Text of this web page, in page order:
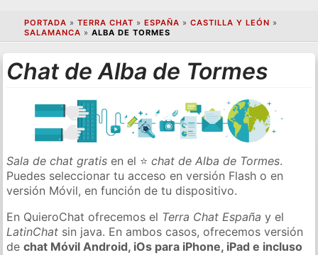
PORTADA » TERRA CHAT » ESPAÑA » CASTILLA Y LEÓN »
SALAMANCA » ALBA DE TORMES
Chat de Alba de Tormes
Sala de chat gratis en el ⭐chat de Alba de Tormes.
Puedes seleccionar tu acceso en versión Flash o en
versión Móvil, en función de tu dispositivo.
En QuieroChat ofrecemos el Terra Chat España y el
LatinChat sin java. En ambos casos, ofrecemos versión
dechat Móvil Android, iOs para iPhone, iPad e incluso